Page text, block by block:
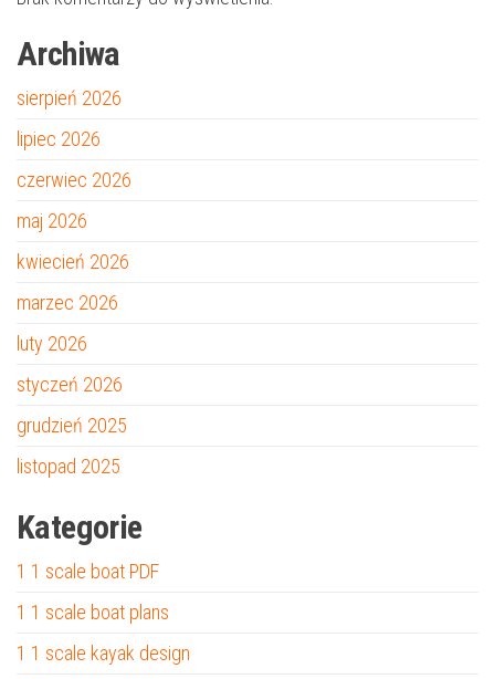
Archiwa
sierpień 2026
lipiec 2026
czerwiec 2026
maj 2026
kwiecień 2026
marzec 2026
luty 2026
styczeń 2026
grudzień 2025
listopad 2025
Kategorie
1 1 scale boat PDF
1 1 scale boat plans
1 1 scale kayak design